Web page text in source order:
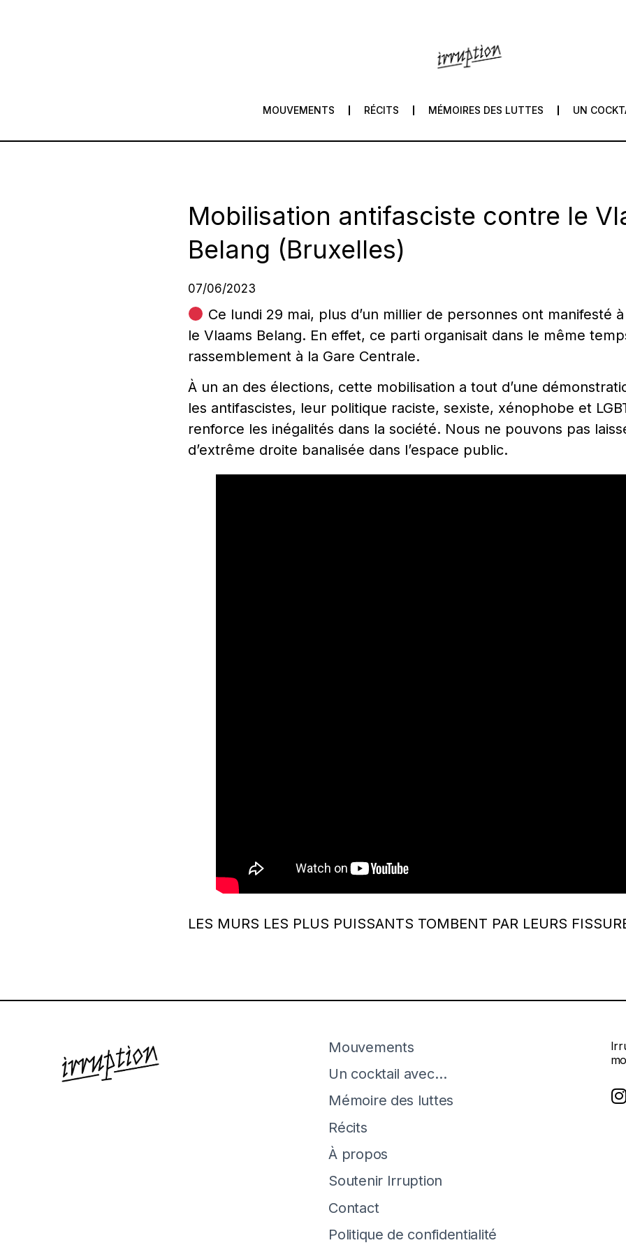
MOUVEMENTS RÉCITS MÉMOIRES DES LUTTES UN
Mobilisation antifasciste contre le
Belang (Bruxelles)
07/06/2023
Ce lundi 29 mai, plus d’un millier de personnes ont manifesté
le Vlaams Belang. En effet, ce parti organisait dans le même
rassemblement à la Gare Centrale.
À un an des élections, cette mobilisation a tout d’une
les antifascistes, leur politique raciste, sexiste, xénophobe et
renforce les inégalités dans la société. Nous ne pouvons pas
d’extrême droite banalisée dans l’espace public.
LES MURS LES PLUS PUISSANTS TOMBENT PAR LEURS
Mouvements
Un cocktail avec…
Mémoire des luttes
Récits
À propos
Soutenir Irruption
Contact
Politique de confidentialité